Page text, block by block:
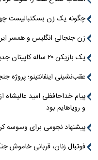
چگونه یک زن بسکتبالیست
زن جنجالی انگلیس و همسر
یک بازیکن ۲۰ ساله کاپیتان جدید استقلال
عقب‌نشینی اینفانتینو؛
پیام خداحافظی امید
و رویاهایم بود
پیشنهاد نجومی برای وسوسه
فوتبال زنان، قربانی خاموش